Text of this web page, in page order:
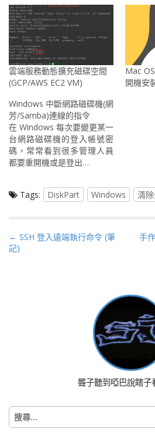
雲端服務動態擴充磁碟空間
(GCP/AWS EC2 VM)
Mac
開機安
Windows 中斷網路磁碟機(網
芳/Samba)連線的指令
在 Windows 每次要變更某一
台網路磁碟機的登入帳號密
碼，常常看到很多管理人員
都要重開機或是登出…
Tags: DiskPart Windows 清
P
o
o
n
← SSH 登入遠端執行命令 (筆
記)
手
聾子聽到啞巴說瞎子
搜
尋